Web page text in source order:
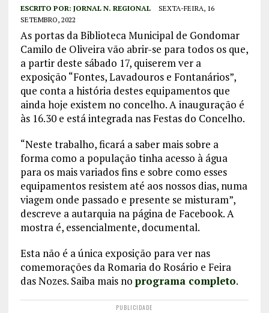
ESCRITO POR: JORNAL N. REGIONAL
SEXTA-FEIRA, 16
SETEMBRO, 2022
As portas da Biblioteca Municipal de Gondomar
Camilo de Oliveira vão abrir-se para todos os que,
a partir deste sábado 17, quiserem ver a
exposição “Fontes, Lavadouros e Fontanários”,
que conta a história destes equipamentos que
ainda hoje existem no concelho. A inauguração é
às 16.30 e está integrada nas Festas do Concelho.
“Neste trabalho, ficará a saber mais sobre a
forma como a população tinha acesso à água
para os mais variados fins e sobre como esses
equipamentos resistem até aos nossos dias, numa
viagem onde passado e presente se misturam”,
descreve a autarquia na página de Facebook. A
mostra é, essencialmente, documental.
Esta não é a única exposição para ver nas
comemorações da Romaria do Rosário e Feira
das Nozes. Saiba mais no programa completo.
PUBLICIDADE